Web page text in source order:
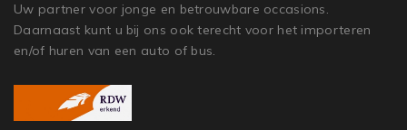
Uw partner voor jonge en betrouwbare occasions.
Daarnaast kunt u bij ons ook terecht voor het importeren
en/of huren van een auto of bus.